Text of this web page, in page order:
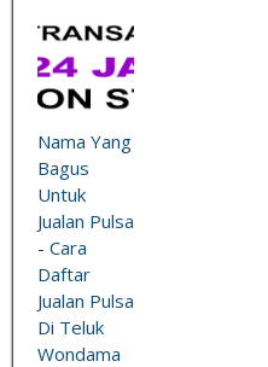
Nama Yang
Bagus
Untuk
Jualan Pulsa
- Cara
Daftar
Jualan Pulsa
Di Teluk
Wondama